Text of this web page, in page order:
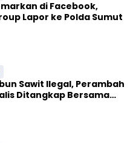
di Facebook,
Lapor ke Polda Sumut
Sawit Ilegal, Perambah
Ditangkap Bersama